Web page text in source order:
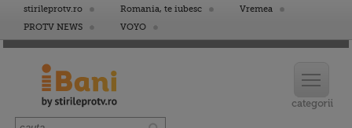
stirileprotv.ro Romania, te iubesc
Vremea
PROTV NEWS
VOYO